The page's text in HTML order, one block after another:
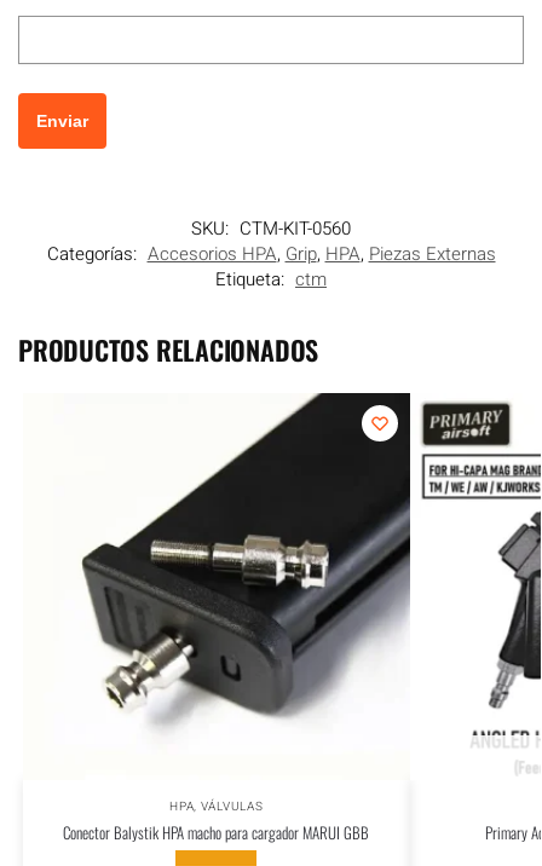
SKU: CTM-KIT-0560
Categorías: Accesorios HPA, Grip, HPA, Piezas Externas
Etiqueta: ctm
PRODUCTOS RELACIONADOS
HPA, VÁLVULAS
Conector Balystik HPA macho para cargador MARUI GBB Primary